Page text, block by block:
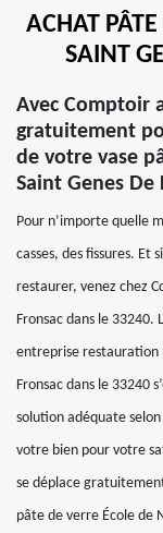
ACHAT
SAINT
Avec Comptoir
gratuitement
de votre vase
Saint Genes De
Pour n’importe quelle
casses, des fissures. Et
restaurer, venez chez
Fronsac dans le
entreprise restauration
Fronsac dans le 33240
solution adéquate
votre bien pour votre
se déplace
pâte de verre École de